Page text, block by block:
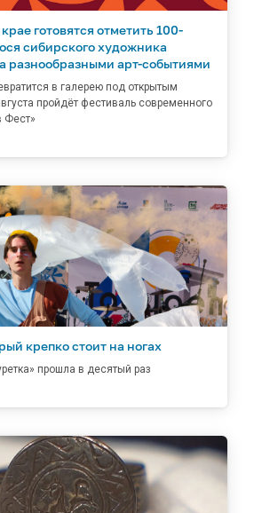
готовятся отметить 100-
сибирского художника
разнообразными арт-событиями
в галерею под открытым
пройдёт фестиваль современного
Фест»
крепко стоит на ногах
прошла в десятый раз